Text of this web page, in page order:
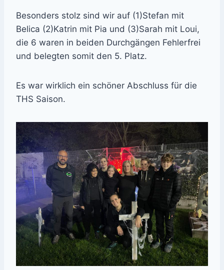
Besonders stolz sind wir auf (1)Stefan mit
Belica (2)Katrin mit Pia und (3)Sarah mit Loui,
die 6 waren in beiden Durchgängen Fehlerfrei
und belegten somit den 5. Platz.
Es war wirklich ein schöner Abschluss für die
THS Saison.